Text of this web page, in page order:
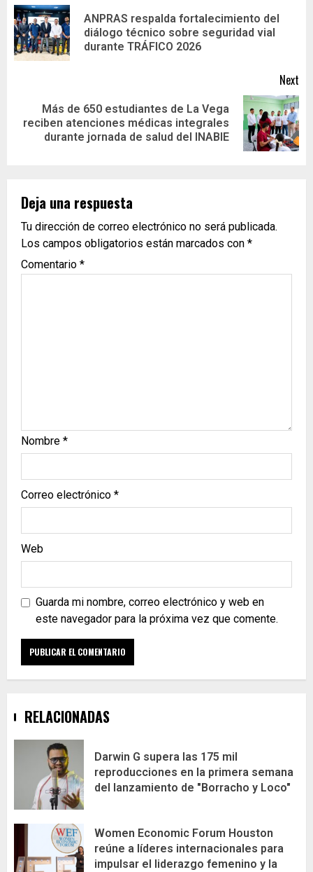
ANPRAS respalda fortalecimiento del
diálogo técnico sobre seguridad vial
durante TRÁFICO 2026
Next
Más de 650 estudiantes de La Vega
reciben atenciones médicas integrales
durante jornada de salud del INABIE
Deja una respuesta
Tu dirección de correo electrónico no será publicada.
Los campos obligatorios están marcados con *
Comentario *
Nombre *
Correo electrónico *
Web
Guarda mi nombre, correo electrónico y web en
este navegador para la próxima vez que comente.
RELACIONADAS
Darwin G supera las 175 mil
reproducciones en la primera semana
del lanzamiento de "Borracho y Loco"
Women Economic Forum Houston
reúne a líderes internacionales para
impulsar el liderazgo femenino y la